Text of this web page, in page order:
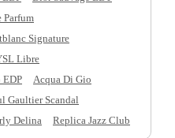
Parfum
Signature
Libre
EDP
Acqua Di Gio
Gaultier Scandal
Delina Replica Jazz Club